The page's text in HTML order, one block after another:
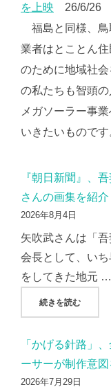
を上映 26/6/26
福島と同様、鳥
業者はとことん
のために地域社
の私たちも智頭
メガソーラー事
いきたいものです
『朝日新聞』、
さんの画集を紹介
2026年8月4日
矢吹武さんは「
会長として、い
をしてきた地元 …
続きを読む"『朝日
「かげる針路」
ーサーが制作意図
2026年7月29日